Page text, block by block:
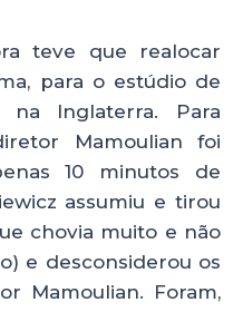
teve que realocar
para o estúdio de
na Inglaterra. Para
Mamoulian foi
10 minutos de
assumiu e tirou
chovia muito e não
e desconsiderou os
Mamoulian. Foram,